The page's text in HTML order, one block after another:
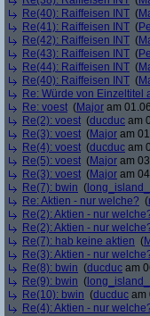
Re(40): Raiffeisen INT (
Re(41): Raiffeisen INT (
Re(42): Raiffeisen INT (
Re(43): Raiffeisen INT (
Re(44): Raiffeisen INT (
Re(40): Raiffeisen INT (
Re: Würde von Einzeltitel
Re: voest (Major am
Re(2): voest (ducduc am
Re(3): voest (Major am
Re(4): voest (ducduc am
Re(5): voest (Major am
Re(3): voest (Major am
Re(7): bwin (
Re: Aktien - nur welche? (
Re(2): Aktien - nur
Re(2): Aktien - nur
Re(7): hab keine aktien (
Re(3): Aktien - nur
Re(8): bwin (ducduc am
Re(9): bwin (
Re(10): bwin (ducduc am
Re(4): Aktien - nur